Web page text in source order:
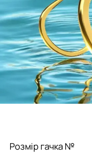
Розмір гачка №